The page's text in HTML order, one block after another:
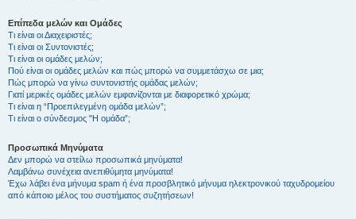
Επίπεδα μελών και Ομάδες
Τι είναι οι Διαχειριστές;
Τι είναι οι Συντονιστές;
Τι είναι οι ομάδες μελών;
Πού είναι οι ομάδες μελών και πώς μπορώ να συμμετάσχω σε μια;
Πώς μπορώ να γίνω συντονιστής ομάδας μελών;
Γιατί μερικές ομάδες μελών εμφανίζονται με διαφορετικό χρώμα;
Τι είναι η “Προεπιλεγμένη ομάδα μελών”;
Τι είναι ο σύνδεσμος "Η ομάδα”;
Προσωπικά Μηνύματα
Δεν μπορώ να στείλω προσωπικά μηνύματα!
Λαμβάνω συνέχεια ανεπιθύμητα μηνύματα!
Έχω λάβει ένα μήνυμα spam ή ένα προσβλητικό μήνυμα ηλεκτρονικού ταχυδρομείου
από κάποιο μέλος του συστήματος συζητήσεων!